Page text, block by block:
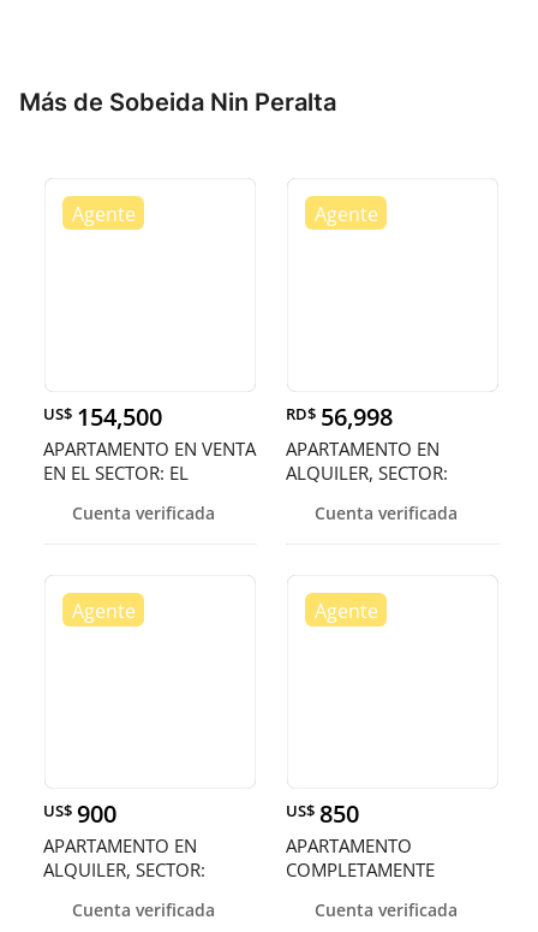
Más de Sobeida Nin Peralta
US$ 154,500
APARTAMENTO EN VENTA
EN EL SECTOR: EL
Cuenta verificada
RD$ 56,998
APARTAMENTO EN
ALQUILER, SECTOR:
Cuenta verificada
US$ 900
APARTAMENTO EN
ALQUILER, SECTOR:
Cuenta verificada
US$ 850
APARTAMENTO
COMPLETAMENTE
EXCELENTE
Cuenta verificada